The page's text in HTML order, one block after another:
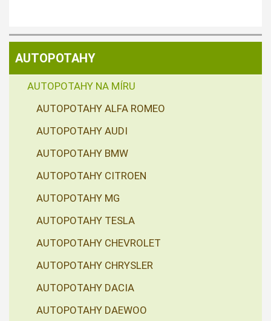
AUTOPOTAHY
AUTOPOTAHY NA MÍRU
AUTOPOTAHY ALFA ROMEO
AUTOPOTAHY AUDI
AUTOPOTAHY BMW
AUTOPOTAHY CITROEN
AUTOPOTAHY MG
AUTOPOTAHY TESLA
AUTOPOTAHY CHEVROLET
AUTOPOTAHY CHRYSLER
AUTOPOTAHY DACIA
AUTOPOTAHY DAEWOO